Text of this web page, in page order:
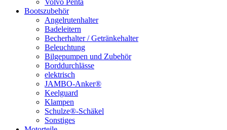
Volvo Penta
Bootszubehör
Angelrutenhalter
Badeleitern
Becherhalter / Getränkehalter
Beleuchtung
Bilgepumpen und Zubehör
Borddurchlässe
elektrisch
JAMBO-Anker®
Keelguard
Klampen
Schulze®-Schäkel
Sonstiges